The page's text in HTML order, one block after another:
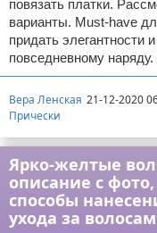
повязать платки.
варианты. Must-have
придать элегантности
повседневному
Вера Ленская 21-12-2020
Прически
Ярко-желтые
описание с
способы
ухода за